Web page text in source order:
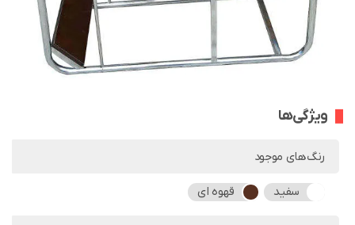
ویژگی‌ها
رنگ‌های موجود
سفید قهوه ای